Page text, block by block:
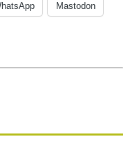
Mastodon